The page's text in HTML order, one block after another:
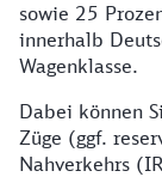
sowie 25
innerhalb
Wagenklasse.
Dabei können
Züge (ggf.
Nahverkehrs